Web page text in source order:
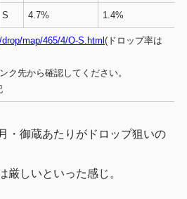
S 4.7% 1.4%
map/465/4/O-S.html (ドロップ率は
ク先から確認してください。
・御蔵あたりがドロップ狙いの
厳しいといった感じ。